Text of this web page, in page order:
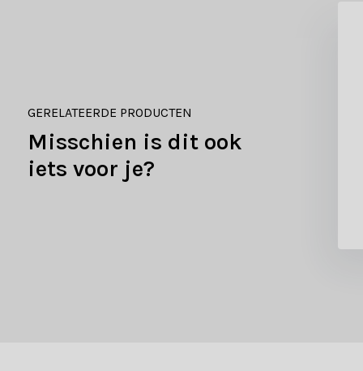
GERELATEERDE PRODUCTEN
Misschien is dit ook
iets voor je?